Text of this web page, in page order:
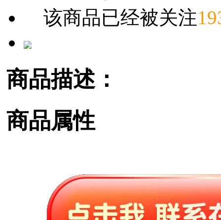
该商品已经被关注
商品描述：
商品属性